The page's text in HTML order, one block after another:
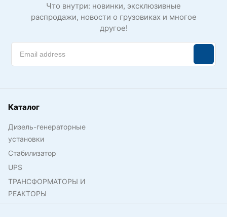
Что внутри: новинки, эксклюзивные
распродажи, новости о грузовиках и многое
другое!
Каталог
Дизель-генераторные
установки
Стабилизатор
UPS
ТРАНСФОРМАТОРЫ И
РЕАКТОРЫ